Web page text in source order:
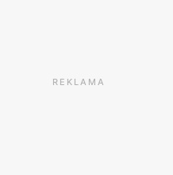
REKLAMA